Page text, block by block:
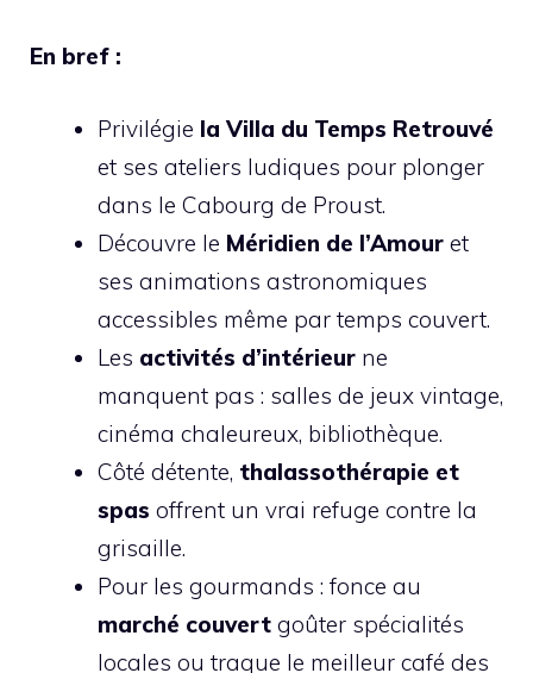
En bref :
Privilégie la Villa du Temps Retrouvé
et ses ateliers ludiques pour plonger
dans le Cabourg de Proust.
Découvre le Méridien de l’Amour et
ses animations astronomiques
accessibles même par temps couvert.
Les activités d’intérieur ne
manquent pas : salles de jeux vintage,
cinéma chaleureux, bibliothèque.
Côté détente, thalassothérapie et
spas offrent un vrai refuge contre la
grisaille.
Pour les gourmands : fonce au
marché couvert goûter spécialités
locales ou traque le meilleur café des